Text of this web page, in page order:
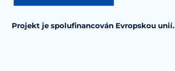
Projekt je spolufinancován Evropskou unií.